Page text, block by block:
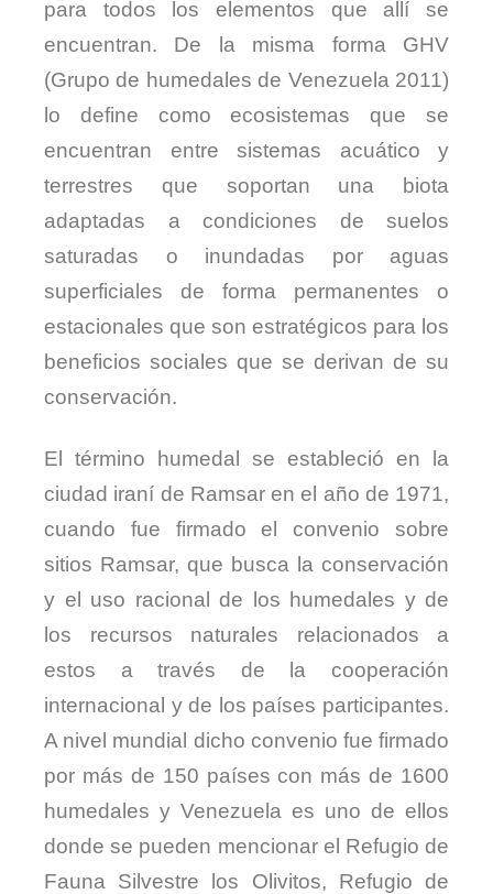
para todos los elementos que allí se
encuentran. De la misma forma GHV
(Grupo de humedales de Venezuela 2011)
lo define como ecosistemas que se
encuentran entre sistemas acuático y
terrestres que soportan una biota
adaptadas a condiciones de suelos
saturadas o inundadas por aguas
superficiales de forma permanentes o
estacionales que son estratégicos para los
beneficios sociales que se derivan de su
conservación.
El término humedal se estableció en la
ciudad iraní de Ramsar en el año de 1971,
cuando fue firmado el convenio sobre
sitios Ramsar, que busca la conservación
y el uso racional de los humedales y de
los recursos naturales relacionados a
estos a través de la cooperación
internacional y de los países participantes.
A nivel mundial dicho convenio fue firmado
por más de 150 países con más de 1600
humedales y Venezuela es uno de ellos
donde se pueden mencionar el Refugio de
Fauna Silvestre los Olivitos, Refugio de